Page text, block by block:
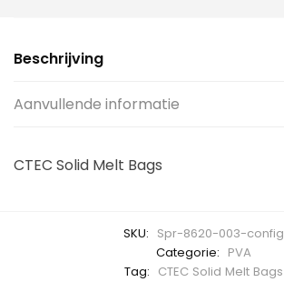
Beschrijving
Aanvullende informatie
CTEC Solid Melt Bags
SKU: Spr-8620-003-config
Categorie: PVA
Tag: CTEC Solid Melt Bags